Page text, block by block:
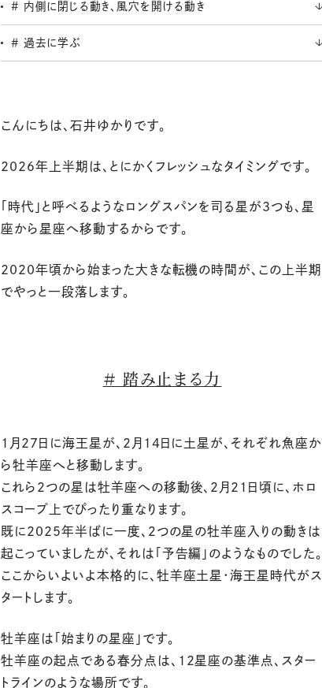
# 内側に閉じる動き、風穴を開ける動き
＃ 過去に学ぶ
こんにちは、石井ゆかりです。
2026年上半期は、とにかくフレッシュなタイミングです。
「時代」と呼べるようなロングスパンを司る星が3つも、星
座から星座へ移動するからです。
2020年頃から始まった大きな転機の時間が、この上半期
でやっと一段落します。
＃ 踏み止まる力
1月27日に海王星が、2月14日に土星が、それぞれ魚座か
ら牡羊座へと移動します。
これら2つの星は牡羊座への移動後、2月21日頃に、ホロ
スコープ上でぴったり重なります。
既に2025年半ばに一度、２つの星の牡羊座入りの動きは
起こっていましたが、それは「予告編」のようなものでした。
ここからいよいよ本格的に、牡羊座土星・海王星時代がス
タートします。
牡羊座は「始まりの星座」です。
牡羊座の起点である春分点は、12星座の基準点、スター
トラインのような場所です。